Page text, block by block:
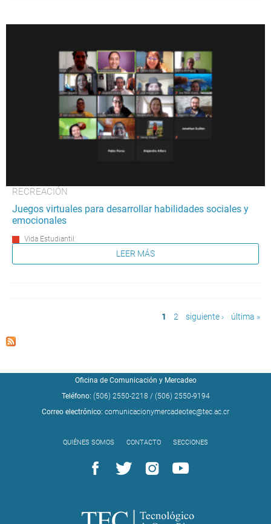
RECREACIÓN
Juegos virtuales para desarrollar habilidades sociales y
emocionales
Vida Estudiantil
LEER MÁS
1 2 siguiente › última »
Oficina de Comunicación y Mercadeo
Teléfono: (506) 2550-2218 / (506) 2550-9194
Correo electrónico: comunicacionymercadeotec@tec.ac.cr
QUIÉNES SOMOS CONTACTO SECCIONES